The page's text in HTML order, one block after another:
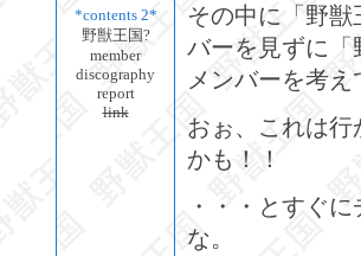
*contents 2*
野獣王国?
member
discography
report
link
その中に「野
バーを見ずに「
メンバーを考
おぉ、これは
かも！！
・・・とすぐ
な。